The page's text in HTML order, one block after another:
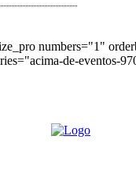
numbers="1"
de-eventos-